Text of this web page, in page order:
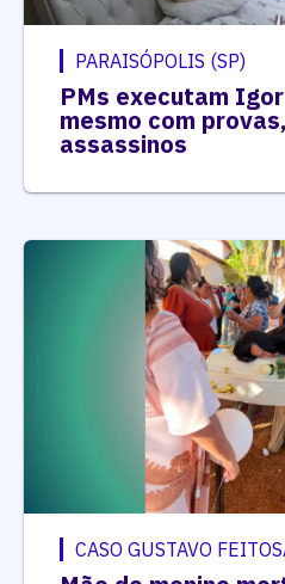
PARAISÓPOLIS (SP)
PMs executam
mesmo com
assassinos
CASO GUSTAVO